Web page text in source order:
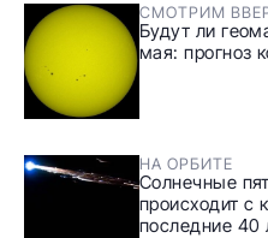
СМОТРИМ
Будут ли
мая: прогноз
НА ОРБИТЕ
Солнечные
происходит с
последние 40